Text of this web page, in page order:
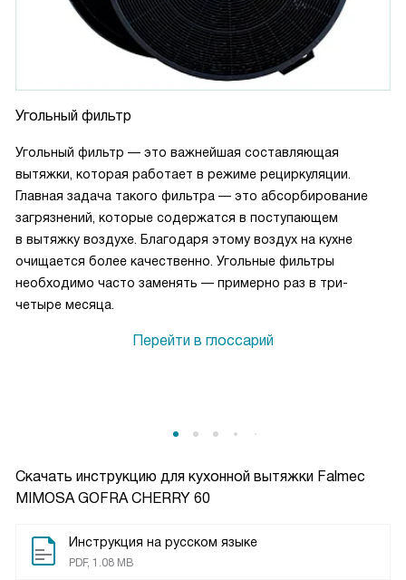
Скачать инструкцию для кухонной вытяжки Falmec
MIMOSA GOFRA CHERRY 60
Инструкция на русском языке
PDF, 1.08 MB
Угольный фильтр
Угольный фильтр — это важнейшая составляющая
вытяжки, которая работает в режиме рециркуляции.
Главная задача такого фильтра — это абсорбирование
загрязнений, которые содержатся в поступающем
в вытяжку воздухе. Благодаря этому воздух на кухне
очищается более качественно. Угольные фильтры
необходимо часто заменять — примерно раз в три-
четыре месяца.
Перейти в глоссарий